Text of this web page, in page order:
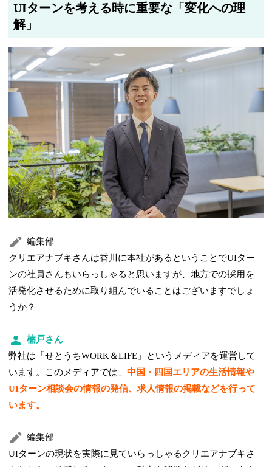
UIターンを考える時に重要な「変化への理
解」
編集部
クリエアナブキさんは香川に本社があるということでUIター
ンの社員さんもいらっしゃると思いますが、地方での採用を
活発化させるために取り組んでいることはございますでしょ
うか？
楠戸さん
弊社は「せとうちWORK＆LIFE」というメディアを運営して
います。このメディアでは、中国・四国エリアの生活情報や
UIターン相談会の情報の発信、求人情報の掲載などを行って
います。
編集部
UIターンの現状を実際に見ていらっしゃるクリエアナブキさ